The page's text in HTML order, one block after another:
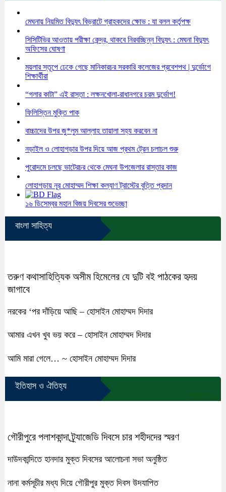
মেঘনায় নিয়মিত বিদ্যুৎ বিভ্রাটে গ্রাহকদের ক্ষোভ : যা বলল কর্তৃপক্ষ
সিসিটিভির আওতায় পরীক্ষা কেন্দ্র, থাকবে নিরবচ্ছিন্ন বিদ্যুৎ : মেঘনা বিদ্যুৎ
অফিসের ঘোষণা
ময়লার স্তূপে ঢেকে গেছে মানিকারচর সরকারি কলেজের প্রবেশপথ | দুর্ভোগে
শিক্ষার্থীরা
“গলার কাটা” এই রাস্তা : লক্ষনখোলা-রাধানগরে চরম দুর্ভোগ!
ফিলিস্তিন মুক্তি পাক
বাচ্চাদের উপর জু*লুম আল্লাহ তায়ালা সহ্য করবেন না
নড়াইল ও লোহাগড়ার উপর দিয়ে আজ প্রথম ট্রেন চলাচল শুরু
পুরোদমে চলছে ভাটেরচর থেকে মেঘনা উপজেলার রাস্তার কাজ
লোহাগড়ায় নূর মোহাম্মদ শিক্ষা কল্যাণ ট্রাস্টের বৃত্তি প্রদান
১৬ ডিসেম্বর মহান বিজয় দিবসের শুভেচ্ছা
বাংলা সাহিত্য
তরুণ কথাসাহিত্যিক অসীম হিমেলের যে দুটি বই পাঠকের হৃদয়
জাগাবে
নরকের ‘পর দাঁড়িয়ে আছি – হোসাইন মোহাম্মদ দিদার
আমার এখন খুব ভয় করে – হোসাইন মোহাম্মদ দিদার
আমি মারা গেলে… ~ হোসাইন মোহাম্মদ দিদার
আরো পড়ুন...
ইতিহাস ও ঐতিহ্য
গৌরীপুরে পলাশকান্দা ট্র্র্যাজেডি দিবসে চার শহীদদের স্মরণ
দাউদকান্দিতে হানদার মুক্ত দিবসের আলোচনা সভা অনুষ্ঠিত
নানা কর্মসূচীর মধ্য দিয়ে গৌরীপুর মুক্ত দিবস উদযাপিত